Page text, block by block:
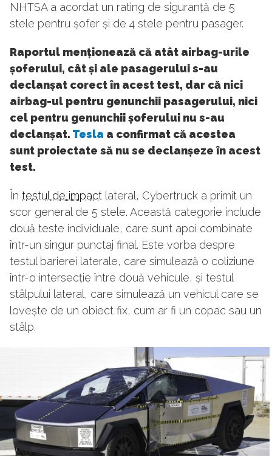
NHTSA a acordat un rating de siguranță de 5
stele pentru șofer și de 4 stele pentru pasager.
Raportul menționează că atât airbag-urile
șoferului, cât și ale pasagerului s-au
declanșat corect în acest test, dar că nici
airbag-ul pentru genunchii pasagerului, nici
cel pentru genunchii șoferului nu s-au
declanșat. Tesla a confirmat că acestea
sunt proiectate să nu se declanșeze în acest
test.
În testul de impact lateral, Cybertruck a primit un
scor general de 5 stele. Această categorie include
două teste individuale, care sunt apoi combinate
într-un singur punctaj final. Este vorba despre
testul barierei laterale, care simulează o coliziune
într-o intersecție între două vehicule, și testul
stâlpului lateral, care simulează un vehicul care se
lovește de un obiect fix, cum ar fi un copac sau un
stâlp.